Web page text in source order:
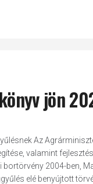
jön
Az
valamint
2004-ben,
elé benyújtott